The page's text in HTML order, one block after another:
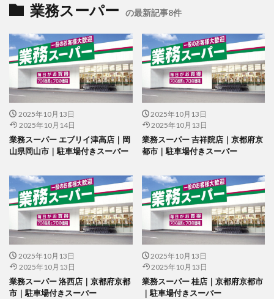
業務スーパー の最新記事8件
2025年10月13日
2025年10月14日
業務スーパー エブリイ津高店｜岡
山県岡山市｜駐車場付きスーパー
2025年10月13日
2025年10月13日
業務スーパー 吉祥院店｜京都府京
都市｜駐車場付きスーパー
2025年10月13日
2025年10月13日
業務スーパー 洛西店｜京都府京都
市｜駐車場付きスーパー
2025年10月13日
2025年10月13日
業務スーパー 桂店｜京都府京都市
｜駐車場付きスーパー